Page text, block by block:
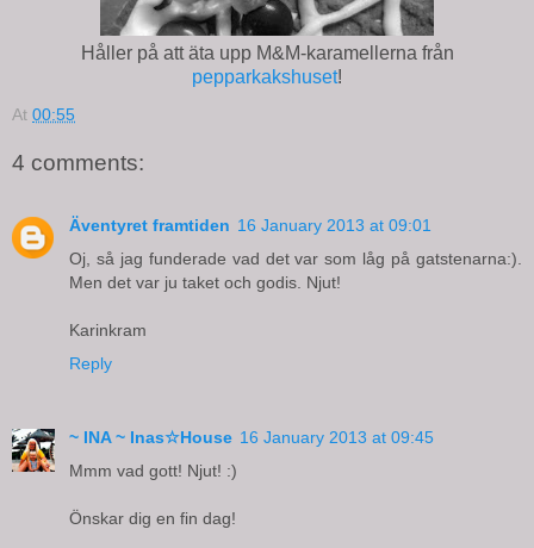
Håller på att äta upp M&M-karamellerna från
pepparkakshuset!
At 00:55
4 comments:
Äventyret framtiden 16 January 2013 at 09:01
Oj, så jag funderade vad det var som låg på gatstenarna:).
Men det var ju taket och godis. Njut!
Karinkram
Reply
~ INA ~ Inas☆House 16 January 2013 at 09:45
Mmm vad gott! Njut! :)
Önskar dig en fin dag!